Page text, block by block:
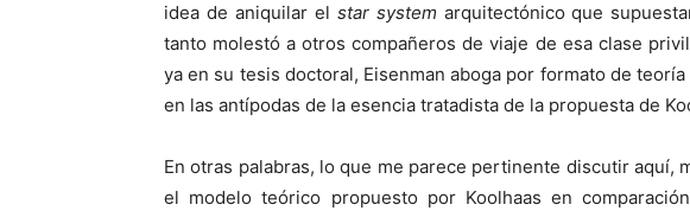
idea de aniquilar el star system arquitectónico que
tanto molestó a otros compañeros de viaje de esa clase
ya en su tesis doctoral, Eisenman aboga por formato de
en las antípodas de la esencia tratadista de la propuesta de
En otras palabras, lo que me parece pertinente discutir aquí,
el modelo teórico propuesto por Koolhaas en